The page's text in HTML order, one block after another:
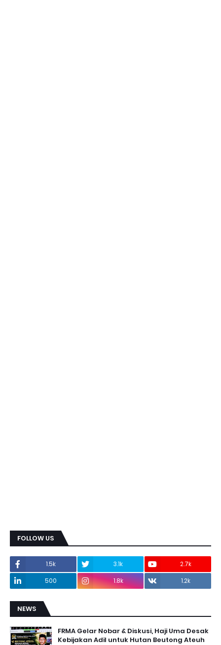
FOLLOW US
1.5k 3.1k
2.7k
500
1.8k 1.2k
NEWS
FRMA Gelar Nobar & Diskusi, Haji Uma Desak
Kebijakan Adil untuk Hutan Beutong Ateuh